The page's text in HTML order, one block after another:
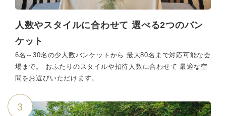
人数やスタイルに合わせて 選べる2つのバン
ケット
6名～30名の少人数バンケットから 最大80名まで対応可能な会
場まで。 おふたりのスタイルや招待人数に合わせて 最適な空
間をお選びいただけます。
3